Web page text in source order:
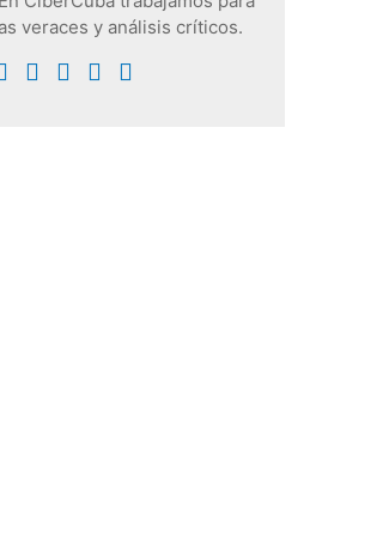
veraces y análisis críticos.